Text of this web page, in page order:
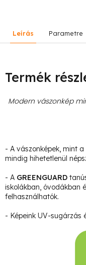
Leírás Parametre
Termék
Modern vászonkép
- A vászonképek, mint
mindig hihetetlenül
- A GREENGUARD
iskolákban, óvodákban
felhasználhatók.
- Képeink UV-sugárzás